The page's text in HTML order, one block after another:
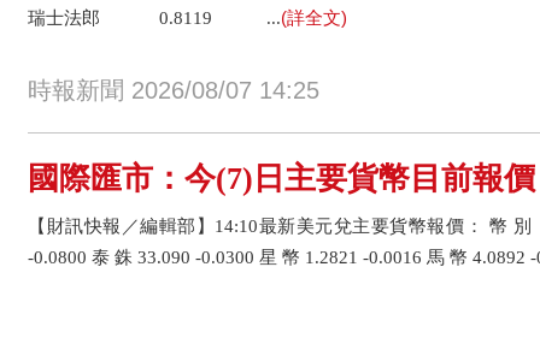
瑞士法郎 0.8119 ...(詳全文)
時報新聞 2026/08/07 14:25
國際匯市：今(7)日主要貨幣目前報價
【財訊快報／編輯部】14:10最新美元兌主要貨幣報價： 幣
-0.0800 泰 銖 33.090 -0.0300 星 幣 1.2821 -0.0016 馬 幣 4.0892